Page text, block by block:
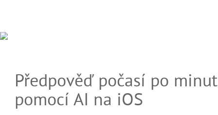
Předpověď počasí po
pomocí AI na iOS